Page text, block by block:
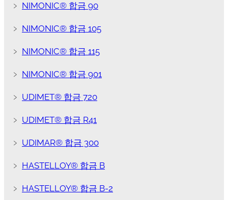
﹥ NIMONIC® 합금 90
﹥ NIMONIC® 합금 105
﹥ NIMONIC® 합금 115
﹥ NIMONIC® 합금 901
﹥ UDIMET® 합금 720
﹥ UDIMET® 합금 R41
﹥ UDIMAR® 합금 300
﹥ HASTELLOY® 합금 B
﹥ HASTELLOY® 합금 B-2